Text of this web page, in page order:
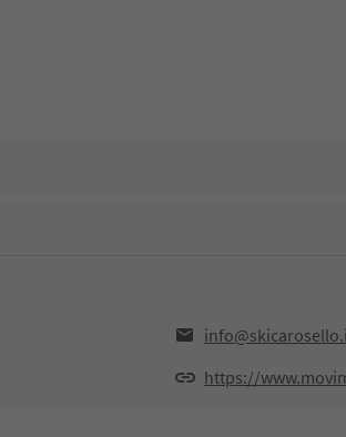
https://